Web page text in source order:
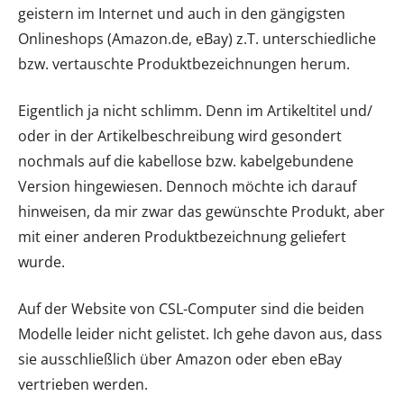
geistern im Internet und auch in den gängigsten
Onlineshops (Amazon.de, eBay) z.T. unterschiedliche
bzw. vertauschte Produktbezeichnungen herum.
Eigentlich ja nicht schlimm. Denn im Artikeltitel und/
oder in der Artikelbeschreibung wird gesondert
nochmals auf die kabellose bzw. kabelgebundene
Version hingewiesen. Dennoch möchte ich darauf
hinweisen, da mir zwar das gewünschte Produkt, aber
mit einer anderen Produktbezeichnung geliefert
wurde.
Auf der Website von CSL-Computer sind die beiden
Modelle leider nicht gelistet. Ich gehe davon aus, dass
sie ausschließlich über Amazon oder eben eBay
vertrieben werden.